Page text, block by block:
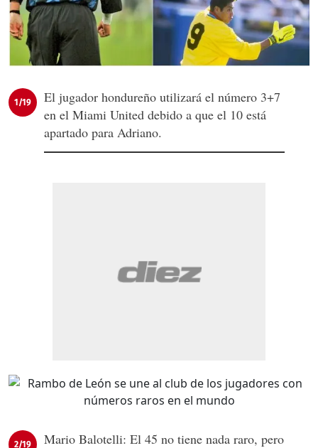
1/19
El jugador hondureño utilizará el número 3+7
en el Miami United debido a que el 10 está
apartado para Adriano.
2/19
Mario Balotelli: El 45 no tiene nada raro, pero